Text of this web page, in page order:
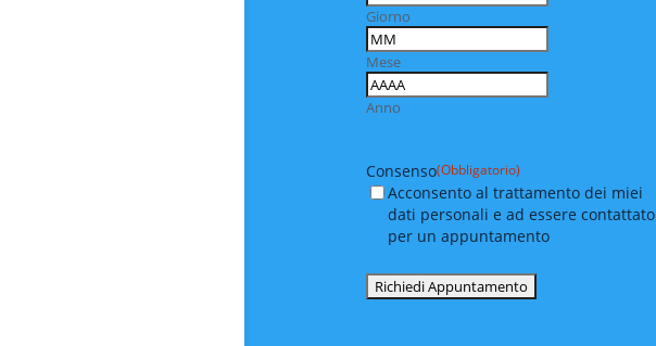
Giorno
Mese
Anno
Consenso(Obbligatorio)
Acconsento al trattamento dei miei
dati personali e ad essere contattato
per un appuntamento